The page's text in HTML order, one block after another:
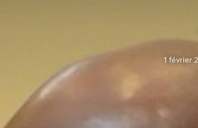
1 février